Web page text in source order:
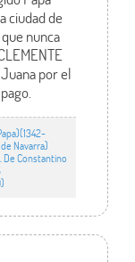
ciudad de
nunca
por el
Navarra)
De Constantino